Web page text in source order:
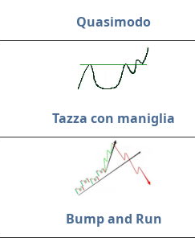
Quasimodo
Tazza con maniglia
Bump and Run